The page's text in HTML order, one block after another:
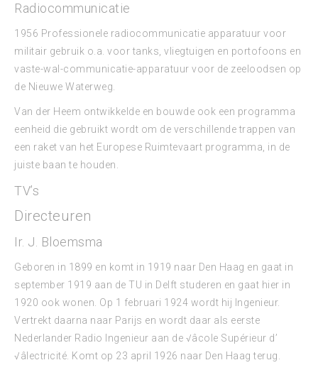
Radiocommunicatie
1956 Professionele radiocommunicatie apparatuur voor
militair gebruik o.a. voor tanks, vliegtuigen en portofoons en
vaste-wal-communicatie-apparatuur voor de zeeloodsen op
de Nieuwe Waterweg.
Van der Heem ontwikkelde en bouwde ook een programma
eenheid die gebruikt wordt om de verschillende trappen van
een raket van het Europese Ruimtevaart programma, in de
juiste baan te houden.
TV’s
Directeuren
Ir. J. Bloemsma
Geboren in 1899 en komt in 1919 naar Den Haag en gaat in
september 1919 aan de TU in Delft studeren en gaat hier in
1920 ook wonen. Op 1 februari 1924 wordt hij Ingenieur.
Vertrekt daarna naar Parijs en wordt daar als eerste
Nederlander Radio Ingenieur aan de √âcole Supérieur d’
√âlectricité. Komt op 23 april 1926 naar Den Haag terug.